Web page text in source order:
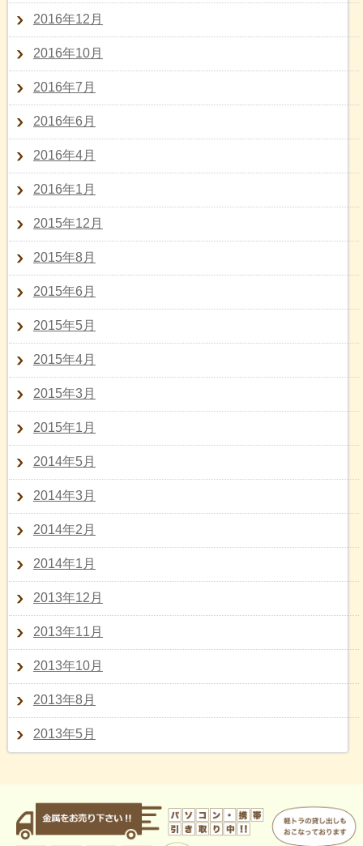
2016年12月
2016年10月
2016年7月
2016年6月
2016年4月
2016年1月
2015年12月
2015年8月
2015年6月
2015年5月
2015年4月
2015年3月
2015年1月
2014年5月
2014年3月
2014年2月
2014年1月
2013年12月
2013年11月
2013年10月
2013年8月
2013年5月